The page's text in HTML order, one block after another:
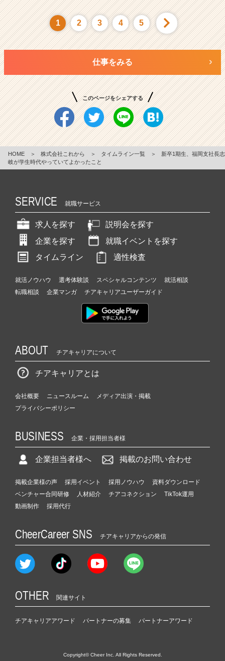
1 2 3 4 5
仕事をみる
このページをシェアする
HOME ＞ 株式会社これから ＞ タイムライン一覧 ＞
新卒1期生、福岡支社長志
岐が学生時代やっていてよかったこと
SERVICE 就職サービス
求人を探す
説明会を探す
企業を探す
就職イベントを探す
タイムライン
適性検査
就活ノウハウ 選考体験談 スペシャルコンテンツ
就活相談
転職相談
企業マンガ チアキャリアユーザーガイド
ABOUT チアキャリアについて
チアキャリアとは
会社概要 ニュースルーム
メディア出演・掲載
プライバシーポリシー
BUSINESS 企業・採用担当者様
企業担当者様へ 掲載のお問い合わせ
掲載企業様の声 採用イベント 採用ノウハウ
資料ダウンロード
ベンチャー合同研修
人材紹介 チアコネクション
TikTok運用
動画制作
採用代行
CheerCareer SNS チアキャリアからの発信
OTHER 関連サイト
チアキャリアアワード パートナーの募集 パートナーアワード
Copyright© Cheer Inc. All Rights Reserved.